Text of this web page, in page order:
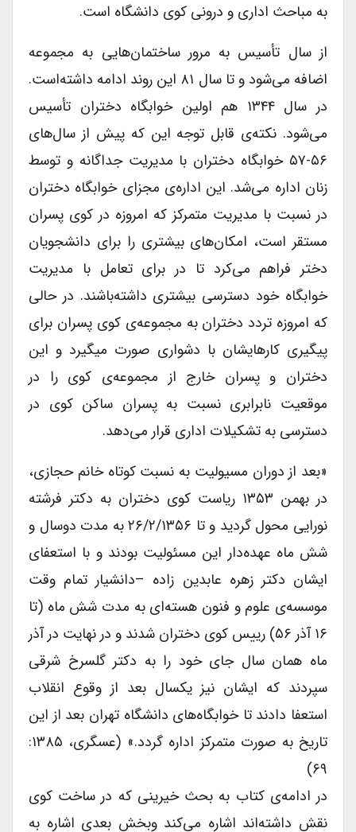
به مباحث اداری و درونی کوی دانشگاه است.
از سال تأسیس به مرور ساختمان‌هایی به مجموعه
اضافه می‌شود و تا سال ۸۱ این روند ادامه داشته‌است.
در سال ۱۳۴۴ هم اولین خوابگاه دختران تأسیس
می‌شود. نکته‌ی قابل توجه این که پیش از سال‌های
۵۶-۵۷ خوابگاه دختران با مدیریت جداگانه و توسط
زنان اداره می‌شد. این اداره‌ی مجزای خوابگاه دختران
در نسبت با مدیریت متمرکز که امروزه در کوی پسران
مستقر است، امکان‌های بیشتری را برای دانشجویان
دختر فراهم می‌کرد تا در برای تعامل با مدیریت
خوابگاه خود دسترسی بیشتری داشته‌باشند. در حالی
که امروزه تردد دختران به مجموعه‌ی کوی پسران برای
پیگیری کارهایشان با دشواری صورت میگیرد و این
دختران و پسران خارج از مجموعه‌ی کوی را در
موقعیت نابرابری نسبت به پسران ساکن کوی در
دسترسی به تشکیلات اداری قرار می‌دهد.
«بعد از دوران مسیولیت به نسبت کوتاه خانم حجازی،
در بهمن ۱۳۵۳ ریاست کوی دختران به دکتر فرشته
نورایی محول گردید و تا ۲۶/۲/۱۳۵۶ به مدت دوسال و
شش ماه عهده‌‌دار این مسئولیت بودند و با استعفای
ایشان دکتر زهره عابدین زاده –دانشیار تمام وقت
موسسه‌ی علوم و فنون هسته‌ای به مدت شش ماه (تا
۱۶ آذر ۵۶) رییس کوی دختران شدند و در نهایت در آذر
ماه همان سال جای خود را به دکتر گلسرخ شرقی
سپردند که ایشان نیز یکسال بعد از وقوع انقلاب
استعفا دادند تا خوابگاه‌های دانشگاه تهران بعد از این
تاریخ به صورت متمرکز اداره گردد.» (عسگری، ۱۳۸۵:
۶۹)
در ادامه‌ی کتاب به بحث خیرینی که در ساخت کوی
نقش داشته‌اند اشاره می‌کند وبخش بعدی اشاره به